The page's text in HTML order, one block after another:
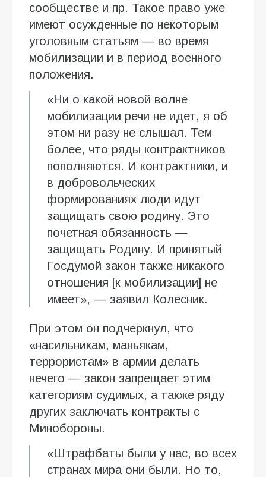
сообществе и пр. Такое право уже
имеют осужденные по некоторым
уголовным статьям — во время
мобилизации и в период военного
положения.
«Ни о какой новой волне
мобилизации речи не идет, я об
этом ни разу не слышал. Тем
более, что ряды контрактников
пополняются. И контрактники, и
в добровольческих
формированиях люди идут
защищать свою родину. Это
почетная обязанность —
защищать Родину. И принятый
Госдумой закон также никакого
отношения [к мобилизации] не
имеет», — заявил Колесник.
При этом он подчеркнул, что
«насильникам, маньякам,
террористам» в армии делать
нечего — закон запрещает этим
категориям судимых, а также ряду
других заключать контракты с
Минобороны.
«Штрафбаты были у нас, во всех
странах мира они были. Но то,